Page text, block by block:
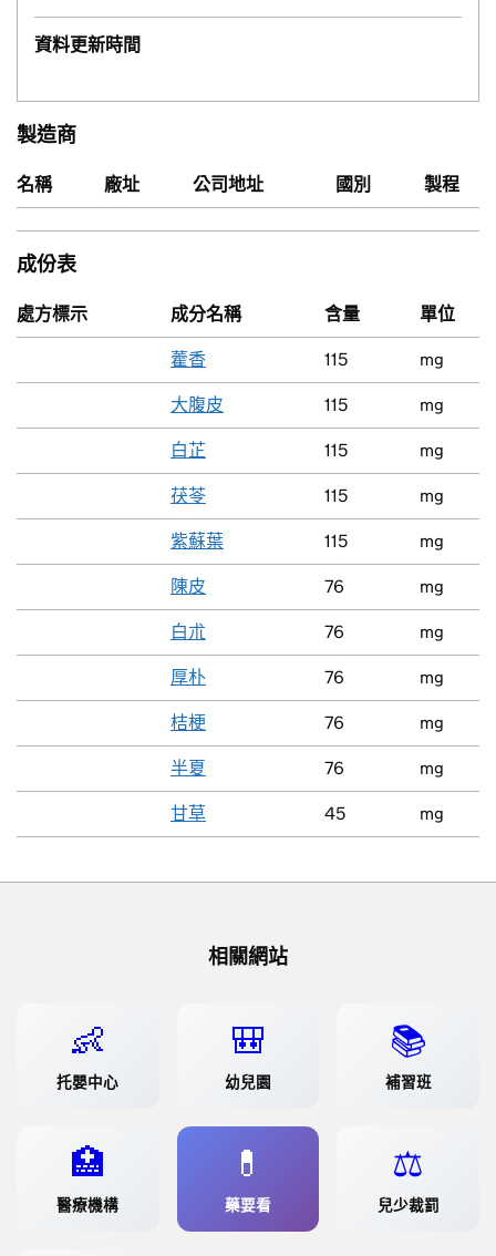
資料更新時間
製造商
名稱 廠址 公司地址 國別 製程
成份表
處方標示 成分名稱 含量 單位
藿香 115 mg
大腹皮 115 mg
白芷 115 mg
茯苓 115 mg
紫蘇葉 115 mg
陳皮 76 mg
白朮 76 mg
厚朴 76 mg
桔梗 76 mg
半夏 76 mg
甘草 45 mg
相關網站
👶
托嬰中心
🎒
幼兒園
📚
補習班
🏥
醫療機構
💊
藥要看
⚖️
兒少裁罰